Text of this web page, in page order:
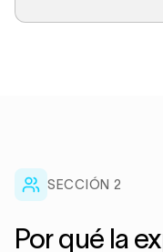
SECCIÓN 2
Por qué la